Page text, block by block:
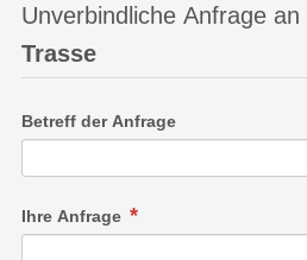
Unverbindliche Anfrage an
Trasse
Betreff der Anfrage
Ihre Anfrage